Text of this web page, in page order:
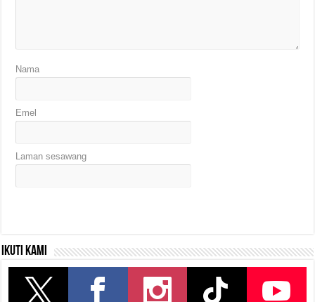
Nama
Emel
Laman sesawang
Ikuti kami